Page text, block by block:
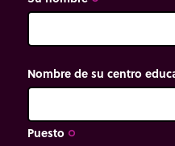
Nombre de su centro
Puesto trip_origin